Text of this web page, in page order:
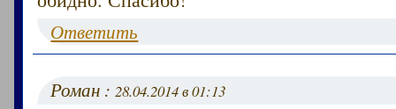
Ответить
Роман :28.04.2014 в 01:13